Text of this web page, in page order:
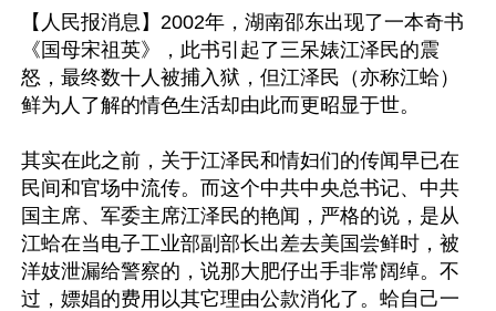
【人民报消息】2002年，湖南邵东出现了一本奇书
《国母宋祖英》，此书引起了三呆婊江泽民的震
怒，最终数十人被捕入狱，但江泽民（亦称江蛤）
鲜为人了解的情色生活却由此而更昭显于世。
其实在此之前，关于江泽民和情妇们的传闻早已在
民间和官场中流传。而这个中共中央总书记、中共
国主席、军委主席江泽民的艳闻，严格的说，是从
江蛤在当电子工业部副部长出差去美国尝鲜时，被
洋妓泄漏给警察的，说那大肥仔出手非常阔绰。不
过，嫖娼的费用以其它理由公款消化了。蛤自己一